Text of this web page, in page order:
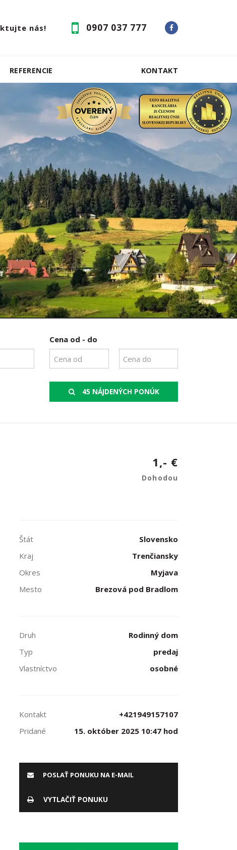
0907 037 777
nás!
REFERENCIE KONTAKT
Cena od - do
45 NÁJDENÝCH PONÚK
1,- €
Dohodou
Štát
Slovensko
Kraj
Trenčiansky
Okres
Myjava
Mesto
Brezová pod Bradlom
Druh
Rodinný dom
Typ
predaj
Vlastníctvo
osobné
Kontakt
+421949157107
Pridané
15. október 2025 10:47 hod
POSLAŤ PONUKU NA E-MAIL
VYTLAČIŤ PONUKU